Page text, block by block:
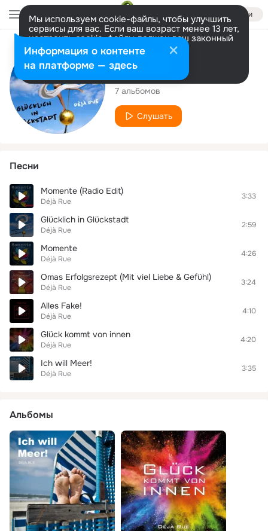
Войти
Мы используем cookie-файлы, чтобы улучшить
сервисы для вас. Если ваш возраст менее 13 лет,
настроить cookie-файлы должен ваш законный
представитель. Больше информации
Разрешить все Настроить
Исполнитель
Déjà Rue
7 альбомов
Слушать
Песни
Momente (Radio Edit)
Déjà Rue
3:33
Glücklich in Glückstadt
Déjà Rue
2:59
Momente
Déjà Rue
4:26
Omas Erfolgsrezept (Mit viel Liebe & Gefühl)
Déjà Rue
3:24
Alles Fake!
Déjà Rue
4:10
Glück kommt von innen
Déjà Rue
4:20
Ich will Meer!
Déjà Rue
3:35
Альбомы
Информация о контенте
на платформе — здесь